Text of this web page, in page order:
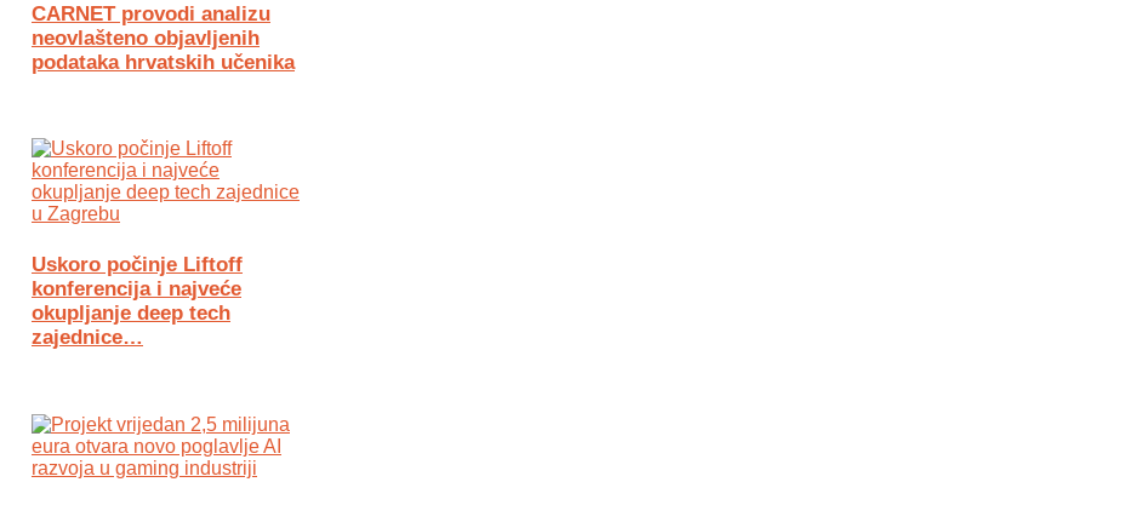
CARNET provodi analizu
neovlašteno objavljenih
podataka hrvatskih učenika
Uskoro počinje Liftoff
konferencija i najveće
okupljanje deep tech
zajednice…